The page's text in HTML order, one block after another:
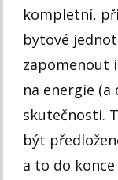
kompletní,
bytové
zapomenout
na energie
skutečnosti.
být
a to do